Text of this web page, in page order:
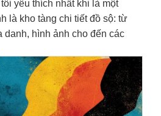
yêu thích nhất khi là một
là kho tàng chi tiết đồ sộ: từ
hình ảnh cho đến các